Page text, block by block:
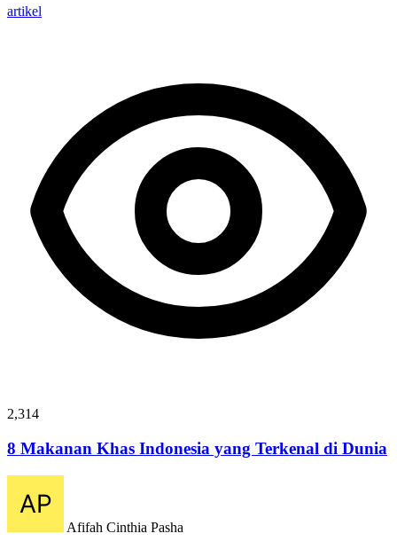
artikel
2,314
8 Makanan Khas Indonesia yang Terkenal di Dunia
Afifah Cinthia Pasha